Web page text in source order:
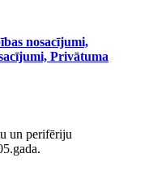
nosacījumi,
Privātuma
un perifēriju